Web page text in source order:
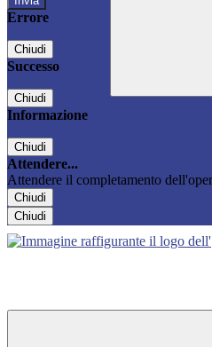
Errore
Chiudi
Successo
Chiudi
Informazione
Chiudi
Attendere...
Attendere il completamento
Chiudi
Chiudi